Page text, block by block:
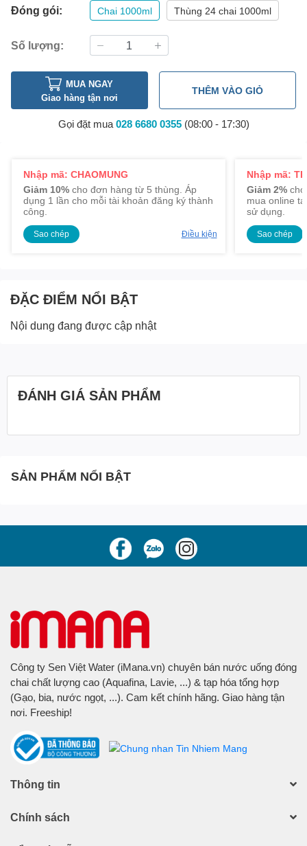
Đóng gói: Chai 1000ml Thùng 24 chai 1000ml
Số lượng:
MUA NGAY
Giao hàng tận nơi
THÊM VÀO GIỎ
Gọi đặt mua 028 6680 0355(08:00 - 17:30)
Nhập mã: CHAOMUNG
Giảm 10% cho đơn hàng từ 5 thùng. Áp
dụng 1 lần cho mỗi tài khoản đăng ký thành
công.
Sao chép Điều kiện
Nhập mã:
Giảm 2%cho
mua online
sử dụng.
Sao chép
ĐẶC ĐIỂM NỔI BẬT
Nội dung đang được cập nhật
ĐÁNH GIÁ SẢN PHẨM
SẢN PHẨM NỔI BẬT
Công ty Sen Việt Water (iMana.vn) chuyên bán nước uống đóng
chai chất lượng cao (Aquafina, Lavie, ...) & tạp hóa tổng hợp
(Gạo, bia, nước ngọt, ...). Cam kết chính hãng. Giao hàng tận
nơi. Freeship!
Thông tin
Chính sách